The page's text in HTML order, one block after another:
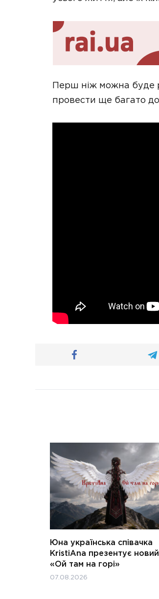
Перш ніж можна буде
провести ще багато
Юна українська співачка
KristiAna презентує
«Ой там на горі»
07.08.2026